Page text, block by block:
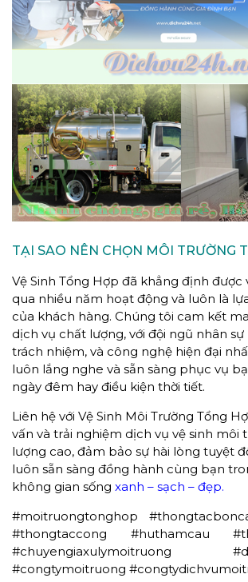
TẠI SAO NÊN CHỌN MÔI TRƯỜNG
Vệ Sinh Tổng Hợp đã khẳng định
qua nhiều năm hoạt động và luôn là
của khách hàng. Chúng tôi cam kết
dịch vụ chất lượng, với đội ngũ nhân
trách nhiệm, và công nghệ hiện đại
luôn lắng nghe và sẵn sàng phục vụ
ngày đêm hay điều kiện thời tiết.
Liên hệ với Vệ Sinh Môi Trường Tổng
vấn và trải nghiệm dịch vụ vệ sinh môi
lượng cao, đảm bảo sự hài lòng tuyệt
luôn sẵn sàng đồng hành cùng bạn
không gian sống xanh – sạch – đẹp.
#moitruongtonghop
#thongtaccong #huthamcau
#chuyengiaxulymoitruong
#congtymoitruong